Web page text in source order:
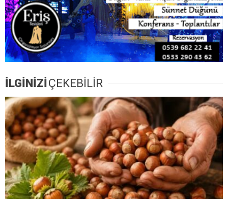
İLGİNİZİÇEKEBİLİR